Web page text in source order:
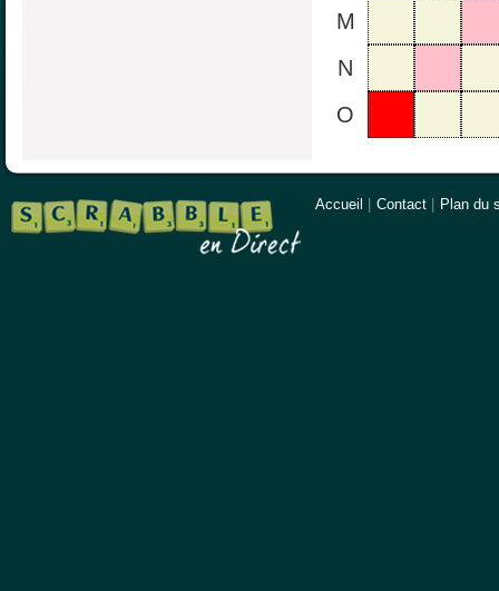
M
N
O
Accueil Contact Plan du